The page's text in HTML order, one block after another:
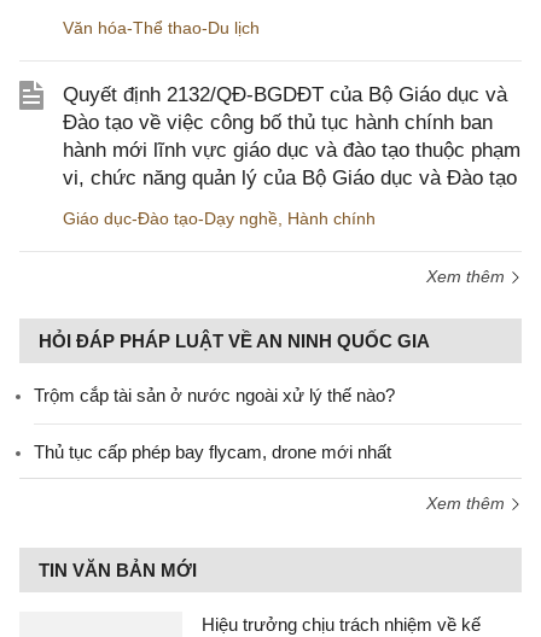
Văn hóa-Thể thao-Du lịch
Quyết định 2132/QĐ-BGDĐT của Bộ Giáo dục và
Đào tạo về việc công bố thủ tục hành chính ban
hành mới lĩnh vực giáo dục và đào tạo thuộc phạm
vi, chức năng quản lý của Bộ Giáo dục và Đào tạo
Giáo dục-Đào tạo-Dạy nghề Hành chính
Xem thêm
HỎI ĐÁP PHÁP LUẬT VỀ AN NINH QUỐC GIA
Trộm cắp tài sản ở nước ngoài xử lý thế nào?
Thủ tục cấp phép bay flycam, drone mới nhất
Xem thêm
TIN VĂN BẢN MỚI
Hiệu trưởng chịu trách nhiệm về kế